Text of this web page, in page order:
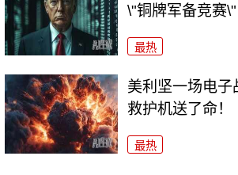
\"铜牌军备竞赛\"
最热
美利坚一场电子
救护机送了命！
最热